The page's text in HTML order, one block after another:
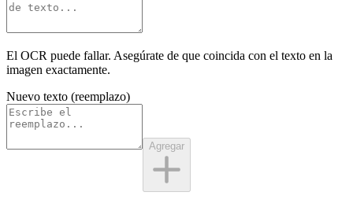
El OCR puede fallar. Asegúrate de que coincida con el texto en la
imagen exactamente.
Nuevo texto (reemplazo)
Agregar